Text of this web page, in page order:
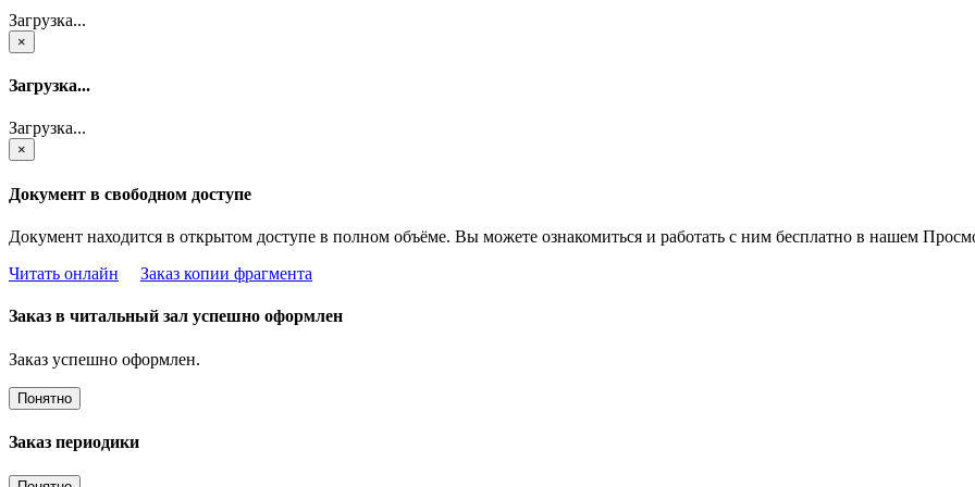
Загрузка...
×
Загрузка...
Загрузка...
×
Документ в свободном доступе
Документ находится в открытом доступе в полном объёме. Вы можете ознакомиться и работать с ним бесплатно в нашем
Читать онлайн
Заказ копии фрагмента
Заказ в читальный зал успешно оформлен
Заказ успешно оформлен.
Понятно
Заказ периодики